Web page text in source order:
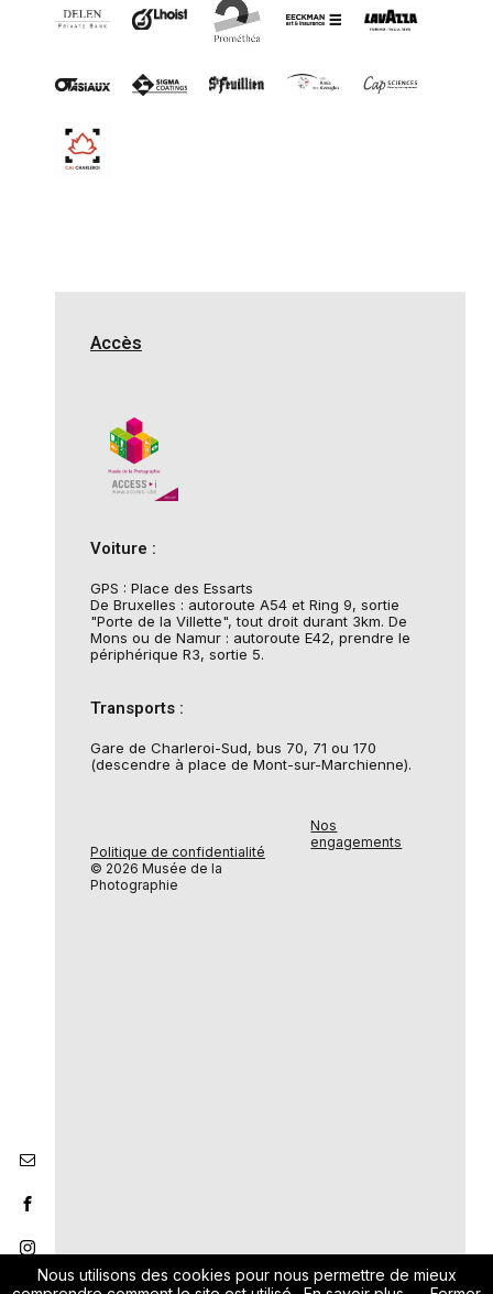
Accès
Voiture :
GPS : Place des Essarts
De Bruxelles : autoroute A54 et Ring 9, sortie
"Porte de la Villette", tout droit durant 3km. De
Mons ou de Namur : autoroute E42, prendre le
périphérique R3, sortie 5.
Transports :
Gare de Charleroi-Sud, bus 70, 71 ou 170
(descendre à place de Mont-sur-Marchienne).
Politique de confidentialité
© 2026 Musée de la
Photographie
Nos
engagements
Nous utilisons des cookies pour nous permettre de mieux